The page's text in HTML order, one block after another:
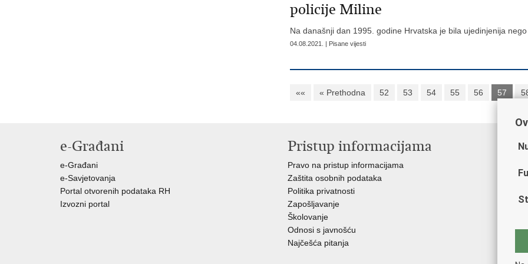
policije Miline
Na današnji dan 1995. godine Hrvatska je bila ujedinjenija
04.08.2021. | Pisane vijesti
«« « Prethodna 52 53 54 55 56 57
e-Građani
e-Građani
e-Savjetovanja
Portal otvorenih podataka RH
Izvozni portal
Pristup informacijama
Pravo na pristup informacijama
Zaštita osobnih podataka
Politika privatnosti
Zapošljavanje
Školovanje
Odnosi s javnošću
Najčešća pitanja